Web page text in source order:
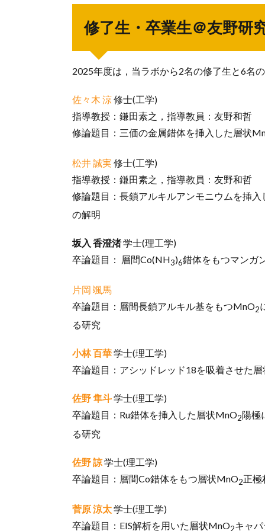
修了生・卒業生＠友野研
2025年度は，当ラボから2名の修了生と6名
佐々木 涼修士(工学)
指導教授：鎌田素之，指導教員：友野和哲
修論題目：三価の金属錯体を挿入した層状
松井 誠実 修士(工学)
指導教授：鎌田素之，指導教員：友野和哲
修論題目：長鎖アルキルアンモニウムを挿
の解明
坂入 香澄渚学士(理工学)
卒論題目： 層間Co(NH3)6錯体をもつマンガ
片岡 颯馬
卒論題目：層間長鎖アルキル基をもつMnO2
る研究
小林 百華学士(理工学)
卒論題目：アシッドレッド18を吸着させた
佐野 隼斗学士(理工学)
卒論題目：Ru錯体を挿入した層状MnO2陽極
る研究
佐野 諒学士(理工学)
卒論題目：層間Co錯体をもつ層状MnO2正極
菅原 涼太学士(理工学)
卒論題目：EIS解析を用いた層状MnO2キャ